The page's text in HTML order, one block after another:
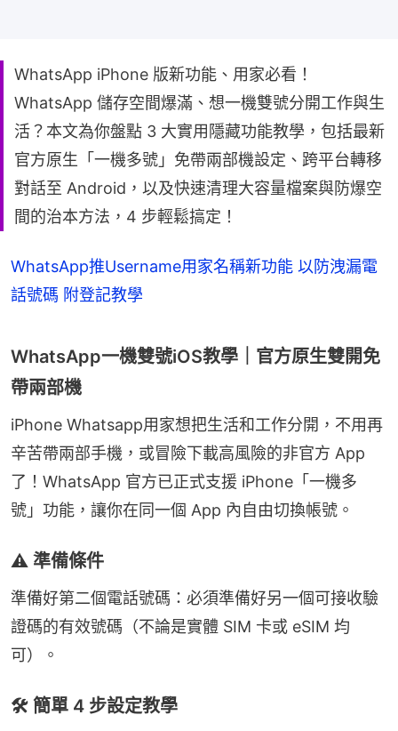
WhatsApp iPhone 版新功能、用家必看！
WhatsApp 儲存空間爆滿、想一機雙號分開工作與生
活？本文為你盤點 3 大實用隱藏功能教學，包括最新
官方原生「一機多號」免帶兩部機設定、跨平台轉移
對話至 Android，以及快速清理大容量檔案與防爆空
間的治本方法，4 步輕鬆搞定！
WhatsApp推Username用家名稱新功能 以防洩漏電
話號碼 附登記教學
WhatsApp一機雙號iOS教學｜官方原生雙開免
帶兩部機
iPhone Whatsapp用家想把生活和工作分開，不用再
辛苦帶兩部手機，或冒險下載高風險的非官方 App
了！WhatsApp 官方已正式支援 iPhone「一機多
號」功能，讓你在同一個 App 內自由切換帳號。
⚠️ 準備條件
準備好第二個電話號碼：必須準備好另一個可接收驗
證碼的有效號碼（不論是實體 SIM 卡或 eSIM 均
可）。
🛠️ 簡單 4 步設定教學